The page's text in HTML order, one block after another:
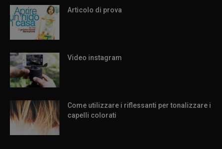
Articolo di prova
Video instagram
Come utilizzare i riflessanti per tonalizzare i
capelli colorati